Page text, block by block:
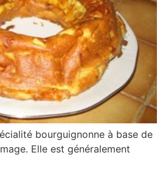
bourguignonne à base de
Elle est généralement